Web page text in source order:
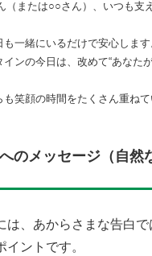
（または○○さん）、いつも支
も一緒にいるだけで安心します
インの今日は、改めて“あなた
も笑顔の時間をたくさん重ねて
のメッセージ（自然
は、あからさまな告白
ントです。